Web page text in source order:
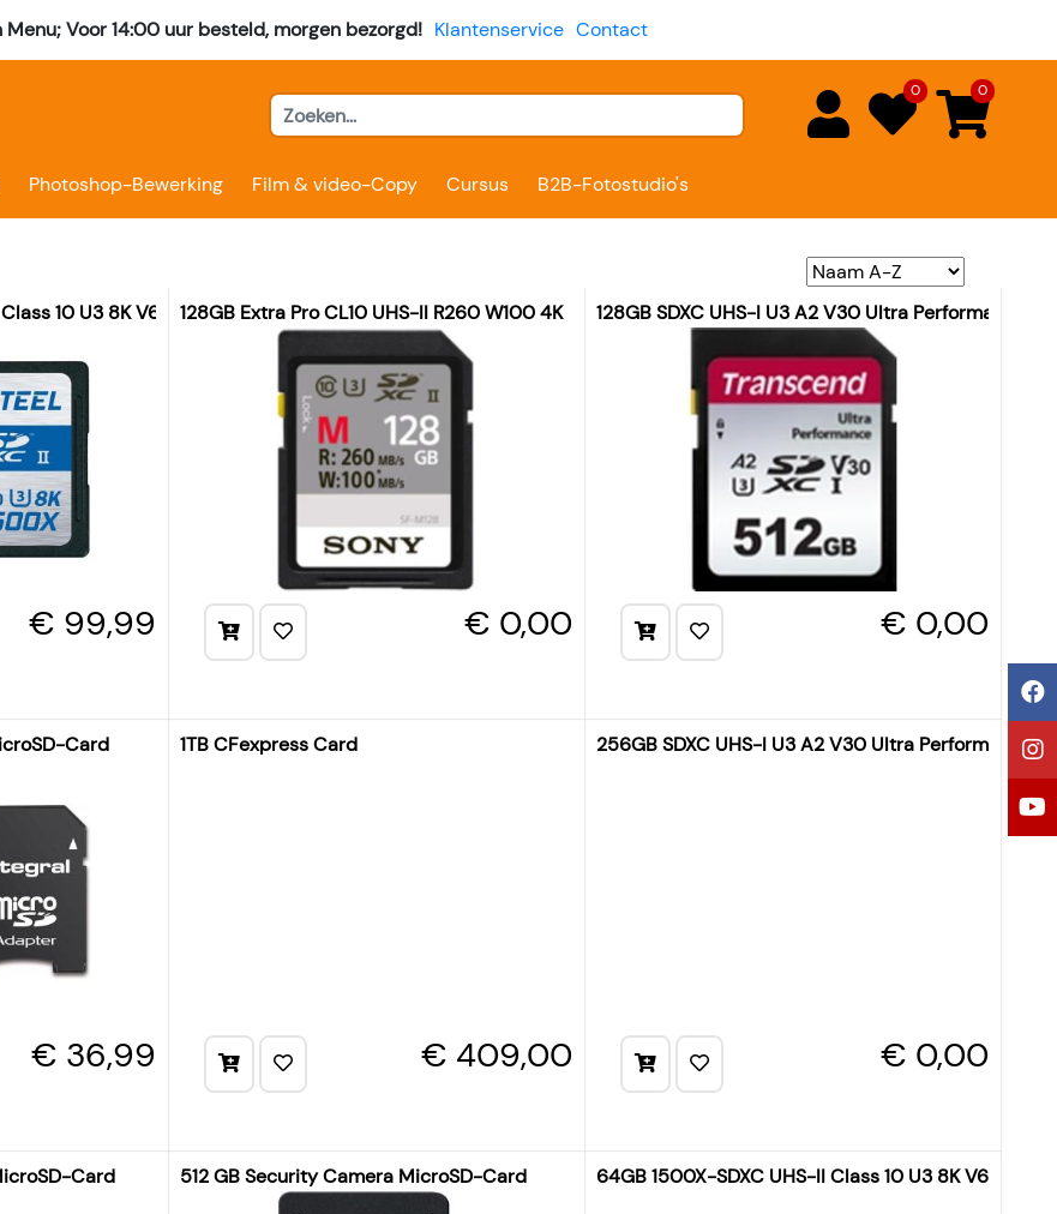
Menu; Voor 14:00 uur besteld, morgen bezorgd! Klantenservice Contact
0 0
Photoshop-Bewerking Film & video-Copy Cursus
B2B-Fotostudio's
10 U3 8K V60
€ 99,99
128GB Extra Pro CL10 UHS-II R260 W100 4K
€ 0,00
128GB SDXC UHS-I U3 A2 V30 Ultra Performance
€ 0,00
Card
€ 36,99
1TB CFexpress Card
€ 409,00
256GB SDXC UHS-I U3 A2 V30 Ultra Performance
€ 0,00
Card 512 GB Security Camera MicroSD-Card 64GB 1500X-SDXC UHS-II Class 10 U3 8K V60